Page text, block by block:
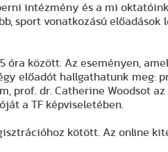
intézmény és a mi
sport vonatkozású előadások
óra között. Az eseményen,
előadót hallgathatunk meg:
prof. dr. Catherine Woodsot
a TF képviseletében.
kötött. Az online